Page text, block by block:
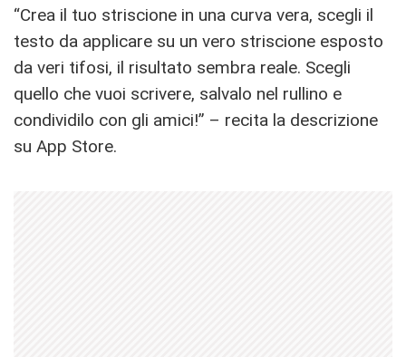
“Crea il tuo striscione in una curva vera, scegli il
testo da applicare su un vero striscione esposto
da veri tifosi, il risultato sembra reale. Scegli
quello che vuoi scrivere, salvalo nel rullino e
condividilo con gli amici!” – recita la descrizione
su App Store.